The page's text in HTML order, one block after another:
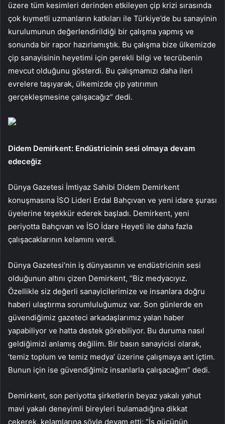
üzere tüm kesimleri derinden etkileyen çip krizi sırasında
çok kıymetli uzmanların katkıları ile Türkiye’de bu sanayinin
kurulumunun değerlendirildiği bir çalışma yapmış ve
sonunda bir rapor hazırlamıştık. Bu çalışma bize ülkemizde
çip sanayisinin heyetimi için gerekli bilgi ve tecrübenin
mevcut olduğunu gösterdi. Bu çalışmamızı daha ileri
evrelere taşıyarak, ülkemizde çip yatırımın
gerçekleşmesine çalışacağız” dedi.
Didem Demirkent: Endüstricinin sesi olmaya devam
edeceğiz
Dünya Gazetesi İmtiyaz Sahibi Didem Demirkent
konuşmasına İSO Lideri Erdal Bahçıvan ve yeni idare şurası
üyelerine teşekkür ederek başladı. Demirkent, yeni
periyotta Bahçıvan ve İSO İdare Heyeti ile daha fazla
çalışacaklarının kelamını verdi.
Dünya Gazetesi’nin iş dünyasının ve endüstricinin sesi
olduğunun altını çizen Demirkent, “Biz medyacıyız.
Özellikle siz değerli sanayicilerimize ve insanlara doğru
haberi ulaştırma sorumluluğumuz var. Son günlerde en
güvendiğimiz gazeteci arkadaşlarımız yalan haber
yapabiliyor ve hatta destek görebiliyor. Bu duruma nasıl
geldiğimizi anlamış değilim. Bir basın sanayicisi olarak,
‘temiz toplum ve temiz medya’ üzerine çalışmaya ant içtim.
Bunun için ise güvendiğimiz insanlarla çalışacağım” dedi.
Demirkent, son periyotta şirketlerin beyaz yakalı yahut
mavi yakalı deneyimli bireyleri bulamadığına dikkat
çekerek, kelamlarına şöyle devam etti: “İş gücünün